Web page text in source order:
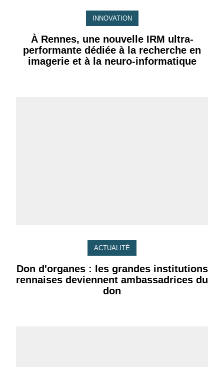
INNOVATION
À Rennes, une nouvelle IRM ultra-
performante dédiée à la recherche en
imagerie et à la neuro-informatique
ACTUALITÉ
Don d'organes : les grandes institutions
rennaises deviennent ambassadrices du
don